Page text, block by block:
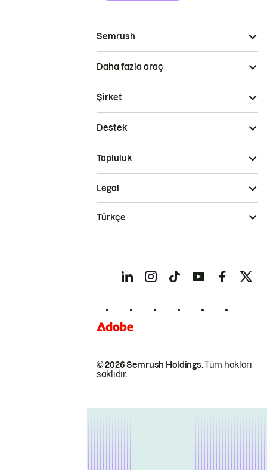
Semrush
Daha fazla araç
Şirket
Destek
Topluluk
© 2026 Semrush Holdings.Tüm hakları
saklıdır.
Legal
Türkçe